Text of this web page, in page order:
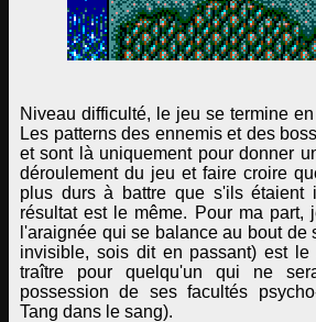
Niveau difficulté, le jeu se termine
Les patterns des ennemis et des
et sont là uniquement pour donner
déroulement du jeu et faire croire
plus durs à battre que s'ils étaient
résultat est le même. Pour ma part,
l'araignée qui se balance au bout de
invisible, sois dit en passant) est le
traître pour quelqu'un qui ne
possession de ses facultés
Tang dans le sang).